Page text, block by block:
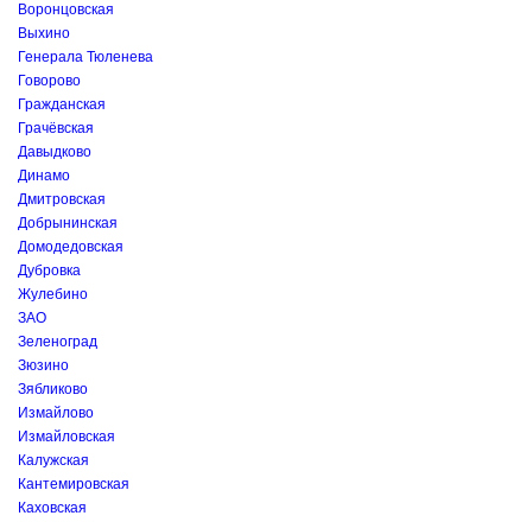
Воронцовская
Выхино
Генерала Тюленева
Говорово
Гражданская
Грачёвская
Давыдково
Динамо
Дмитровская
Добрынинская
Домодедовская
Дубровка
Жулебино
ЗАО
Зеленоград
Зюзино
Зябликово
Измайлово
Измайловская
Калужская
Кантемировская
Каховская